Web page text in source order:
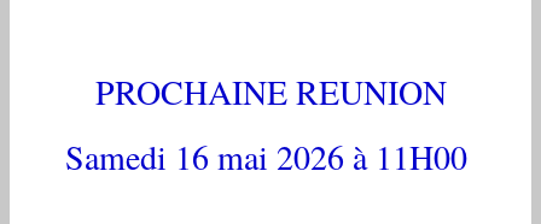
PROCHAINE REUNION
Samedi 16 mai 2026 à 11H00